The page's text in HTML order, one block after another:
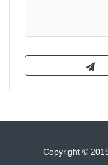
Copyright ©